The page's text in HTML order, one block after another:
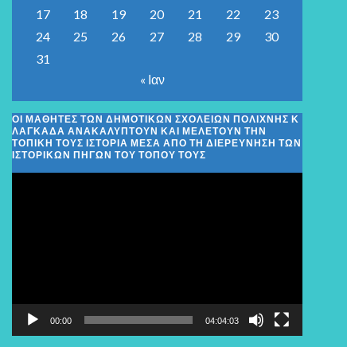
17
18 19 20 21 22
23
24
25 26 27 28 29
30
31
« Ιαν
ΟΙ ΜΑΘΗΤΈΣ ΤΩΝ ΔΗΜΟΤΙΚΏΝ ΣΧΟΛΕΊΩΝ ΠΟΛΊΧΝΗΣ Κ
ΛΑΓΚΑΔΆ ΑΝΑΚΑΛΎΠΤΟΥΝ ΚΑΙ ΜΕΛΕΤΟΎΝ ΤΗΝ
ΤΟΠΙΚΉ ΤΟΥΣ ΙΣΤΟΡΊΑ ΜΈΣΑ ΑΠΌ ΤΗ ΔΙΕΡΕΎΝΗΣΗ ΤΩΝ
ΙΣΤΟΡΙΚΏΝ ΠΗΓΏΝ ΤΟΥ ΤΌΠΟΥ ΤΟΥΣ
00:00 04:04:03